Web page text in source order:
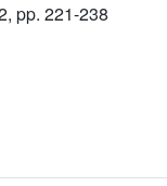
pp. 221-238